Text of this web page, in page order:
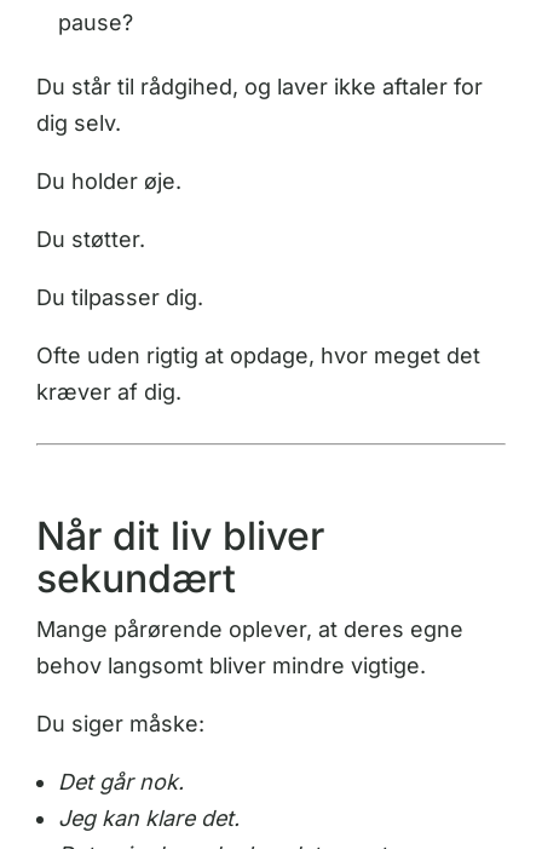
pause?
Du står til rådgihed, og laver ikke aftaler for
dig selv.
Du holder øje.
Du støtter.
Du tilpasser dig.
Ofte uden rigtig at opdage, hvor meget det
kræver af dig.
Når dit liv bliver
sekundært
Mange pårørende oplever, at deres egne
behov langsomt bliver mindre vigtige.
Du siger måske:
Det går nok.
Jeg kan klare det.